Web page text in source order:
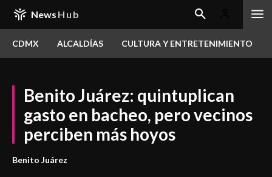
News Hub
CDMX ALCALDÍAS CULTURA Y ENTRETENIMIENTO
Benito Juárez: quintuplican
gasto en bacheo, pero vecinos
perciben más hoyos
Benito Juárez